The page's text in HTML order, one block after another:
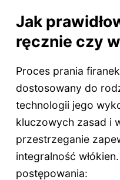
Jak
ręcznie czy
Proces prania
dostosowany do
technologii jego
kluczowych zasad i
przestrzeganie
integralność
postępowania: